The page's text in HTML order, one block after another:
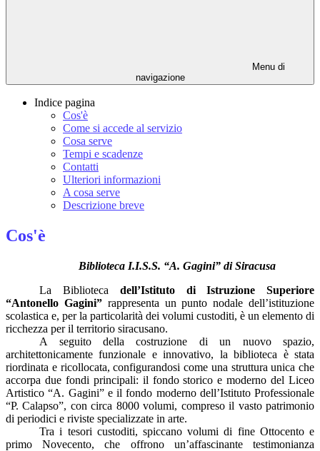
Menu di
navigazione
Indice pagina
Cos'è
Come si accede al servizio
Cosa serve
Tempi e scadenze
Contatti
Ulteriori informazioni
A cosa serve
Descrizione breve
Cos'è
Biblioteca I.I.S.S. “A. Gagini” di Siracusa
La Biblioteca dell’Istituto di Istruzione Superiore
“Antonello Gagini”rappresenta un punto nodale dell’istituzione
scolastica e, per la particolarità dei volumi custoditi, è un elemento di
ricchezza per il territorio siracusano.
A seguito della costruzione di un nuovo spazio,
architettonicamente funzionale e innovativo, la biblioteca è stata
riordinata e ricollocata, configurandosi come una struttura unica che
accorpa due fondi principali: il fondo storico e moderno del Liceo
Artistico “A. Gagini” e il fondo moderno dell’Istituto Professionale
“P. Calapso”, con circa 8000 volumi, compreso il vasto patrimonio
di periodici e riviste specializzate in arte.
Tra i tesori custoditi, spiccano volumi di fine Ottocento e
primo Novecento, che offrono un’affascinante testimonianza